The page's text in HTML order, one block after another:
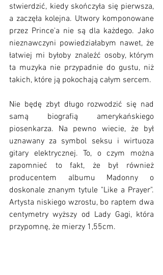
stwierdzić, kiedy skończyła się pierwsza,
a zaczęła kolejna. Utwory komponowane
przez Prince'a nie są dla każdego. Jako
nieznawczyni powiedziałabym nawet, że
łatwiej mi byłoby znaleźć osoby, którym
ta muzyka nie przypadnie do gustu, niż
takich, które ją pokochają całym sercem.
Nie będę zbyt długo rozwodzić się nad
samą biografią amerykańskiego
piosenkarza. Na pewno wiecie, że był
uznawany za symbol seksu i wirtuoza
gitary elektrycznej. To, o czym można
zapomnieć to fakt, że był również
producentem albumu Madonny o
doskonale znanym tytule "Like a Prayer".
Artysta niskiego wzrostu, bo raptem dwa
centymetry wyższy od Lady Gagi, która
przypomnę, że mierzy 1,55cm.